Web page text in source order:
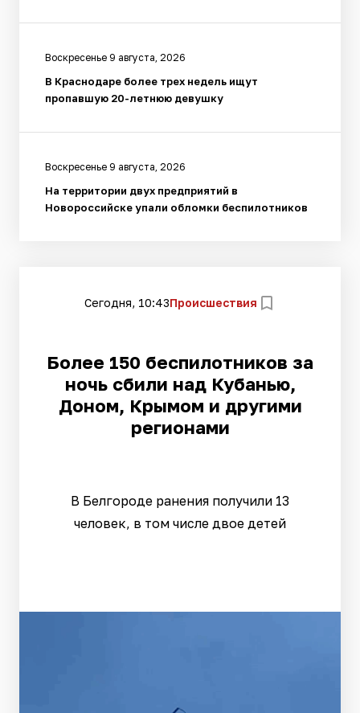
Воскресенье 9 августа, 2026
В Краснодаре более трех недель ищут
пропавшую 20-летнюю девушку
Воскресенье 9 августа, 2026
На территории двух предприятий в
Новороссийске упали обломки беспилотников
Сегодня, 10:43Происшествия
Более 150 беспилотников за
ночь сбили над Кубанью,
Доном, Крымом и другими
регионами
В Белгороде ранения получили 13
человек, в том числе двое детей